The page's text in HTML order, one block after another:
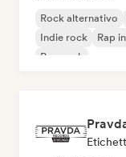
Rock alternativo
Indie rock
Rap
Pop rock